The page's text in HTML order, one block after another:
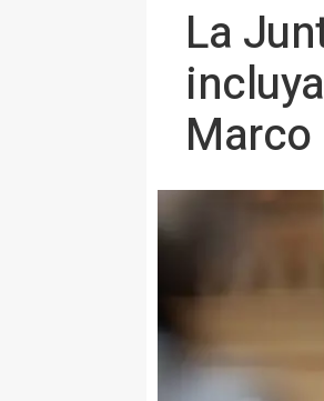
La
Marco